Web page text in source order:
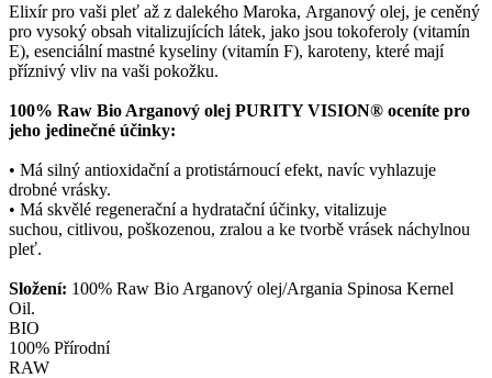
Elixír pro vaši pleť až z dalekého Maroka, Arganový olej, je ceněný
pro vysoký obsah vitalizujících látek, jako jsou tokoferoly (vitamín
E), esenciální mastné kyseliny (vitamín F), karoteny, které mají
příznivý vliv na vaši pokožku.
100% Raw Bio Arganový olej PURITY VISION® oceníte pro
jeho jedinečné účinky:
• Má silný antioxidační a protistárnoucí efekt, navíc vyhlazuje
drobné vrásky.
• Má skvělé regenerační a hydratační účinky, vitalizuje
suchou, citlivou, poškozenou, zralou a ke tvorbě vrásek náchylnou
pleť.
Složení: 100% Raw Bio Arganový olej/Argania Spinosa Kernel
Oil.
BIO
100% Přírodní
RAW